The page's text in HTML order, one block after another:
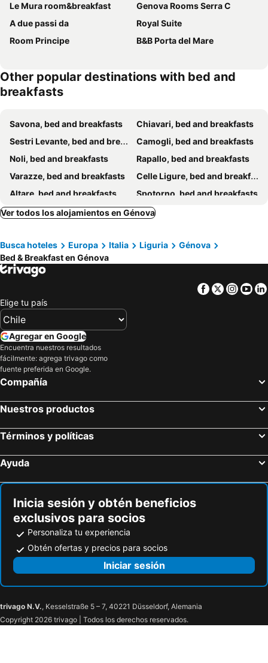
Le Mura room&breakfast
Genova Rooms Serra C
A due passi da
Royal Suite
Room Principe
B&B Porta del Mare
Other popular destinations with bed and
breakfasts
Savona, bed and breakfasts
Chiavari, bed and breakfasts
Sestri Levante, bed and breakfasts
Camogli, bed and breakfasts
Noli, bed and breakfasts
Rapallo, bed and breakfasts
Varazze, bed and breakfasts
Celle Ligure, bed and breakfasts
Altare, bed and breakfasts
Spotorno, bed and breakfasts
Ne, bed and breakfasts
Vado Ligure, bed and breakfasts
Moneglia, bed and breakfasts
Recco, bed and breakfasts
Zoagli, bed and breakfasts
Albisola Superiore, bed and breakfasts
Sori, bed and breakfasts
Avegno, bed and breakfasts
Santa Margherita Ligure, bed and breakfasts
Lorsica, bed and breakfasts
Acqui Terme, bed and breakfasts
Coreglia Ligure, bed and breakfasts
Maissana, bed and breakfasts
Castiglione Chiavarese, bed and breakfasts
Masone, bed and breakfasts
Uscio, bed and breakfasts
Carasco, bed and breakfasts
Pontinvrea, bed and breakfasts
Giusvalla, bed and breakfasts
Ver todos los alojamientos en Génova
Busca hoteles Europa Italia Liguria
Génova
Bed & Breakfast en Génova
Facebook
Twitter
Elige tu país
Agregar en Google
Encuentra nuestros resultados
fácilmente: agrega trivago como
fuente preferida en Google.
Compañía
Nuestros productos
Términos y políticas
Ayuda
Inicia sesión y obtén beneficios
exclusivos para socios
Personaliza tu experiencia
Obtén ofertas y precios para socios
Iniciar sesión
trivago N.V., Kesselstraße 5 – 7, 40221 Düsseldorf, Alemania
Copyright 2026 trivago | Todos los derechos reservados.